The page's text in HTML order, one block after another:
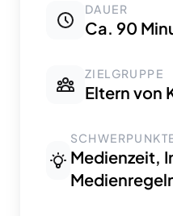
DAUER
Ca. 90
ZIELGRUPPE
Eltern von
Medienzeit,